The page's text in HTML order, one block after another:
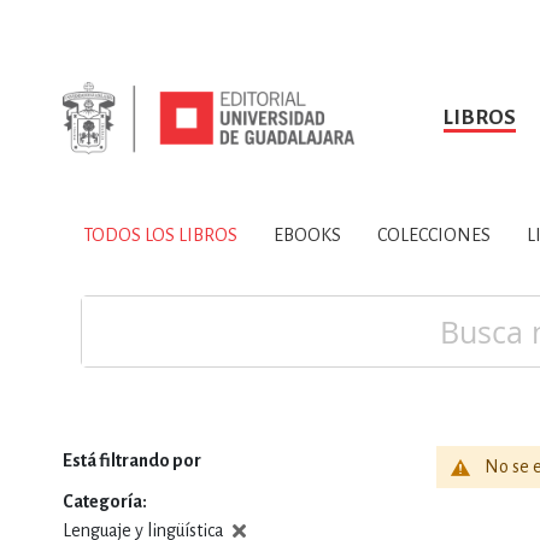
LIBROS
TODOS LOS LIBROS
SOBRE NOSOTROS HISTORIA
CIENCIAS DE LA
TODOS LOS LIBROS EBOOKS COLECCIONES
No se
Está filtrando por
Categoría
Lenguaje y lingüística